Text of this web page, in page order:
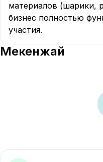
материалов (шарики,
бизнес полностью
участия.
Мекенжай